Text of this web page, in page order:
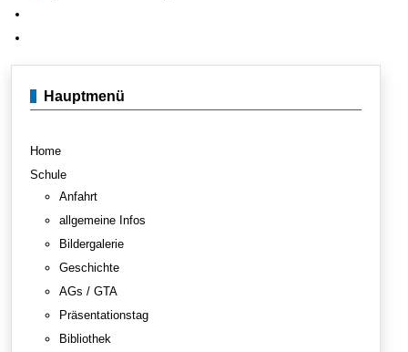
Hauptmenü
Home
Schule
Anfahrt
allgemeine Infos
Bildergalerie
Geschichte
AGs / GTA
Präsentationstag
Bibliothek